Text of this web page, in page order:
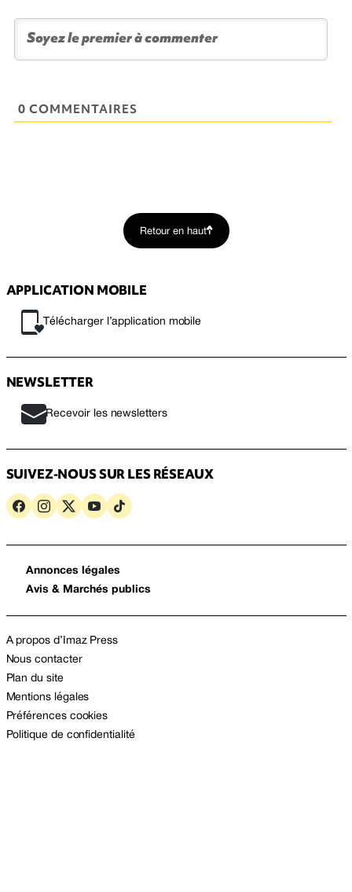
0 COMMENTAIRES
Retour en haut
APPLICATION MOBILE
Télécharger l’application mobile
NEWSLETTER
Recevoir les newsletters
SUIVEZ-NOUS SUR LES RÉSEAUX
Annonces légales
Avis & Marchés publics
A propos d’Imaz Press
Nous contacter
Plan du site
Mentions légales
Préférences cookies
Politique de confidentialité